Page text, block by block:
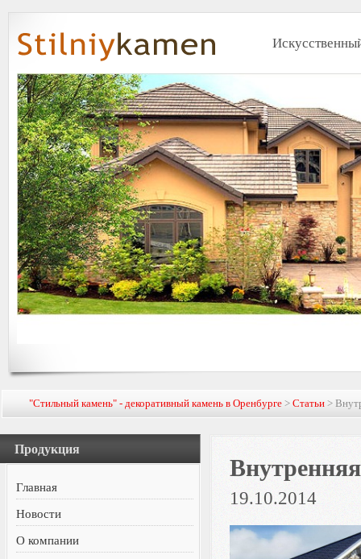
"Стильный камень" - декоративный камень в Оренбурге >Статьи >
Продукция
Главная
Новости
О компании
19.10.2014